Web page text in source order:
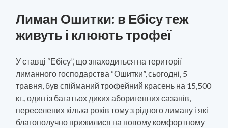
Лиман Ошитки: в Ебісу теж
живуть і клюють трофеї
У ставці “Ебісу”, що знаходиться на території
лиманного господарства “Ошитки”, сьогодні, 5
травня, був спійманий трофейний красень на 15,500
кг., один із багатьох диких аборигенних сазанів,
переселених кілька років тому з рідного лиману і які
благополучно прижилися на новому комфортному